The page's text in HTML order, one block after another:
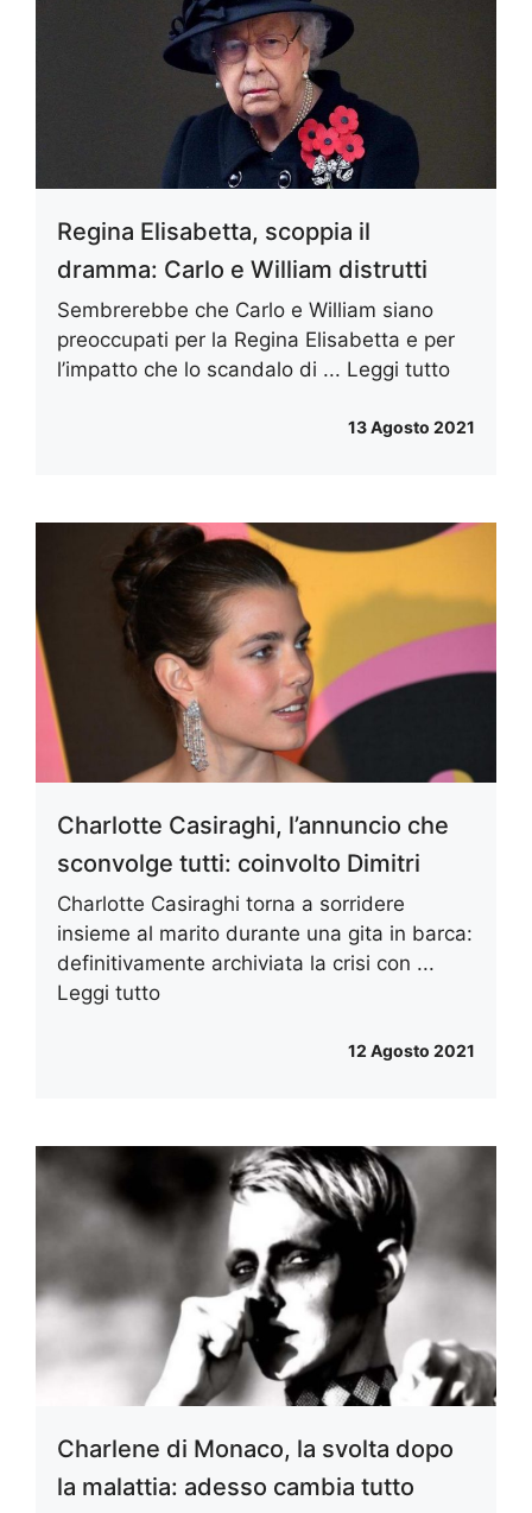
Regina Elisabetta, scoppia il
dramma: Carlo e William distrutti
Sembrerebbe che Carlo e William siano
preoccupati per la Regina Elisabetta e per
l’impatto che lo scandalo di ... Leggi tutto
13 Agosto 2021
Charlotte Casiraghi, l’annuncio che
sconvolge tutti: coinvolto Dimitri
Charlotte Casiraghi torna a sorridere
insieme al marito durante una gita in barca:
definitivamente archiviata la crisi con ...
Leggi tutto
12 Agosto 2021
Charlene di Monaco, la svolta dopo
la malattia: adesso cambia tutto